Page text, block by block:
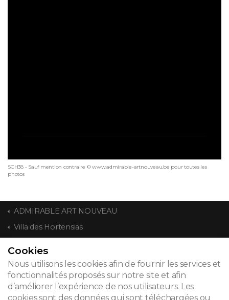
SCH38 - Sauf mention contraire © www.admirable-artnouveau.be pour toutes les
photos
ADMIRABLE ART NOUVEAU
Villa des Hortensias
CONTACT
Cookies
Nous utilisons les cookies afin de fournir les services et
fonctionnalités proposés sur notre site et afin
d’améliorer l’expérience de nos utilisateurs. Les
cookies sont des données qui sont téléchargées ou